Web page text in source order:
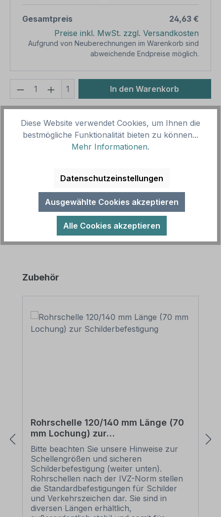
Gesamtpreis
24,63 €
Preise inkl. MwSt. zzgl. Versandkosten
Aufgrund von Neuberechnungen im Warenkorb sind
abweichende Endpreise möglich.
Produkt Anzahl: Gib den
1 In den Warenkorb
Vorlagenummer: TX-A-354
Betriebsschild - Tor nach jeder Benutzung
erhältlich – auch mit Ihren indivi…Mehr
Produktgalerie überspringen
Zubehör
Rohrschelle 120/140 mm Länge (70
mm Lochung) zur
Schilderbefestigung
Bitte beachten Sie unsere Hinweise zur
Schellengrößen und sicheren
Schilderbefestigung (weiter unten).
Rohrschellen nach der IVZ-Norm stellen
die Standardbefestigungen für Schilder
und Verkehrszeichen dar. Sie sind in
diversen Längen erhältlich,
Diese Website verwendet Cookies, um Ihnen die
bestmögliche Funktionalität bieten zu können...
Mehr Informationen.
Datenschutzeinstellungen
Ausgewählte Cookies akzeptieren
Alle Cookies akzeptieren